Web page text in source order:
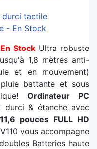
durci tactile
- En Stock
En Stock Ultra robuste
1,8 mètres anti-
et en mouvement)
battante et sous
Ordinateur PC
durci & étanche avec
pouces FULL HD
vous accompagne
Batteries haute